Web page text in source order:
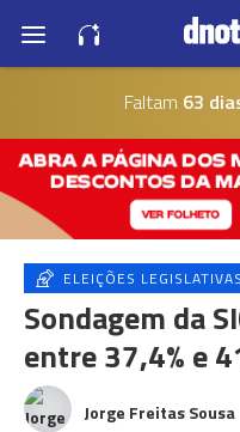
Faltam 63
ELEIÇÕES LEGISLATIVAS
Sondagem da
entre 37,4% e
Jorge Freitas Sousa